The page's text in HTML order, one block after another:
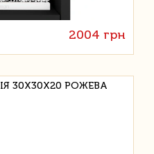
2004 грн
30Х30Х20 РОЖЕВА